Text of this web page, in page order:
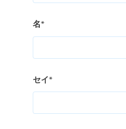
名*
セイ*